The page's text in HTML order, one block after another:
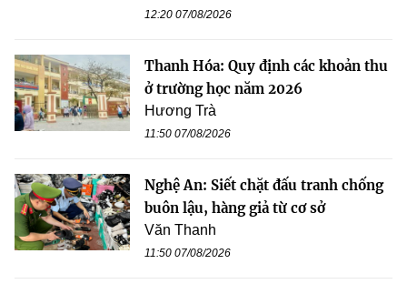
12:20 07/08/2026
Thanh Hóa: Quy định các khoản thu
ở trường học năm 2026
Hương Trà
11:50 07/08/2026
Nghệ An: Siết chặt đấu tranh chống
buôn lậu, hàng giả từ cơ sở
Văn Thanh
11:50 07/08/2026